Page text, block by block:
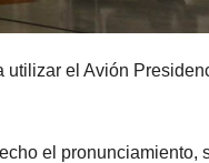
utilizar el Avión
el pronunciamiento,